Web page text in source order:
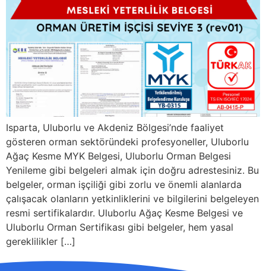
Isparta, Uluborlu ve Akdeniz Bölgesi’nde faaliyet
gösteren orman sektöründeki profesyoneller, Uluborlu
Ağaç Kesme MYK Belgesi, Uluborlu Orman Belgesi
Yenileme gibi belgeleri almak için doğru adrestesiniz. Bu
belgeler, orman işçiliği gibi zorlu ve önemli alanlarda
çalışacak olanların yetkinliklerini ve bilgilerini belgeleyen
resmi sertifikalardır. Uluborlu Ağaç Kesme Belgesi ve
Uluborlu Orman Sertifikası gibi belgeler, hem yasal
gereklilikler […]